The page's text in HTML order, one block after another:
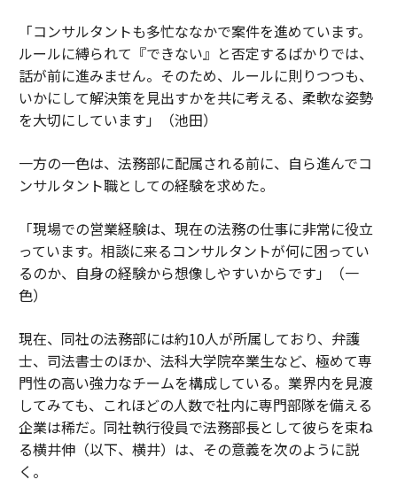
「コンサルタントも多忙ななかで案件を進めています。
ルールに縛られて『できない』と否定するばかりでは、
話が前に進みません。そのため、ルールに則りつつも、
いかにして解決策を見出すかを共に考える、柔軟な姿勢
を大切にしています」（池田）
一方の一色は、法務部に配属される前に、自ら進んでコ
ンサルタント職としての経験を求めた。
「現場での営業経験は、現在の法務の仕事に非常に役立
っています。相談に来るコンサルタントが何に困ってい
るのか、自身の経験から想像しやすいからです」（一
色）
現在、同社の法務部には約10人が所属しており、弁護
士、司法書士のほか、法科大学院卒業生など、極めて専
門性の高い強力なチームを構成している。業界内を見渡
してみても、これほどの人数で社内に専門部隊を備える
企業は稀だ。同社執行役員で法務部長として彼らを束ね
る横井伸（以下、横井）は、その意義を次のように説
く。